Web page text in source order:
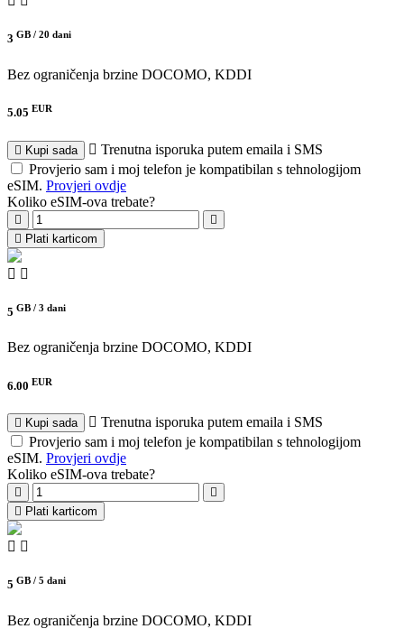
3 GB / 20 dani
Bez ograničenja brzine DOCOMO, KDDI
5.05 EUR
Kupi sada
Trenutna isporuka putem emaila i SMS
Provjerio sam i moj telefon je kompatibilan s tehnologijom
eSIM. Provjeri ovdje
Koliko eSIM-ova trebate?
Plati karticom
5 GB / 3 dani
Bez ograničenja brzine DOCOMO, KDDI
6.00 EUR
Kupi sada
Trenutna isporuka putem emaila i SMS
Provjerio sam i moj telefon je kompatibilan s tehnologijom
eSIM. Provjeri ovdje
Koliko eSIM-ova trebate?
Plati karticom
5 GB / 5 dani
Bez ograničenja brzine DOCOMO, KDDI